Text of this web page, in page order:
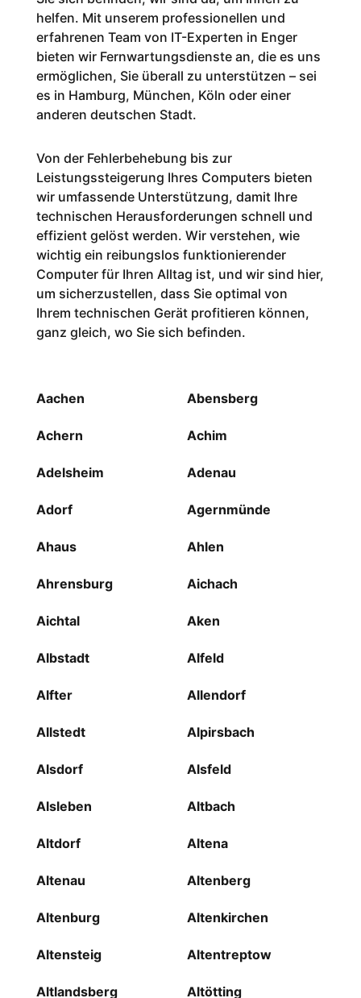
helfen. Mit unserem professionellen und
erfahrenen Team von IT-Experten in Enger
bieten wir Fernwartungsdienste an, die es uns
ermöglichen, Sie überall zu unterstützen – sei
es in Hamburg, München, Köln oder einer
anderen deutschen Stadt.
Von der Fehlerbehebung bis zur
Leistungssteigerung Ihres Computers bieten
wir umfassende Unterstützung, damit Ihre
technischen Herausforderungen schnell und
effizient gelöst werden. Wir verstehen, wie
wichtig ein reibungslos funktionierender
Computer für Ihren Alltag ist, und wir sind hier,
um sicherzustellen, dass Sie optimal von
Ihrem technischen Gerät profitieren können,
ganz gleich, wo Sie sich befinden.
Aachen Abensberg
Achern Achim
Adelsheim Adenau
Adorf Agernmünde
Ahaus Ahlen
Ahrensburg Aichach
Aichtal Aken
Albstadt Alfeld
Alfter Allendorf
Allstedt Alpirsbach
Alsdorf Alsfeld
Alsleben Altbach
Altdorf Altena
Altenau Altenberg
Altenburg Altenkirchen
Altensteig Altentreptow
Altlandsberg Altötting